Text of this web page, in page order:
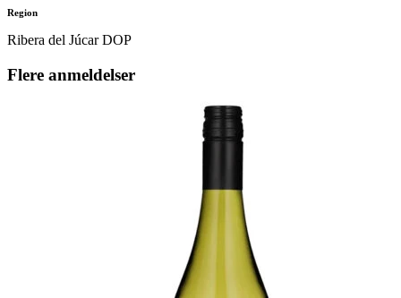
Region
Ribera del Júcar DOP
Flere anmeldelser